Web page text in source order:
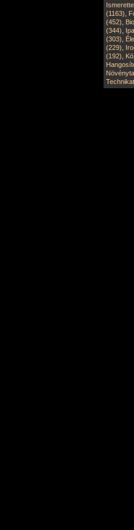
(1163),
(452),
(344),
(303),
(229),
(192),